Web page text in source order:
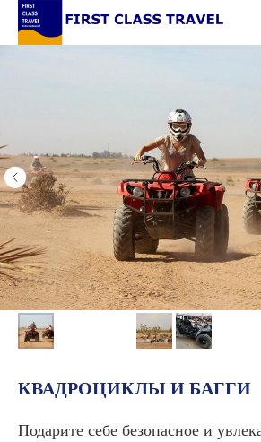
КВАДРОЦИКЛЫ И БАГГИ
Подарите себе безопасное и